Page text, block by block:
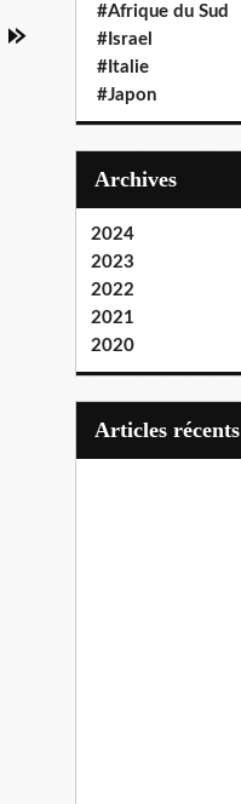
#Afrique du Sud
#Israel
#Italie
#Japon
Archives
2024
2023
2022
2021
2020
articles récents